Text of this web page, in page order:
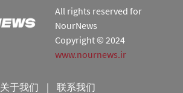
All rights reserved for
NourNews
Copyright © 2024
www.nournews.ir
关于我们 | 联系我们